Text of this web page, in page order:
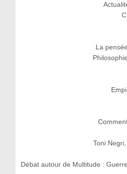
La
Toni
Débat autour de Multitude :